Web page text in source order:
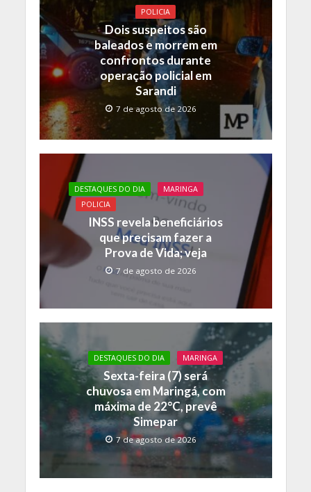
o
o
k
A
p
p
Li
n
k
POLICIA
Dois suspeitos são
baleados e morrem em
confrontos durante
operação policial em
Sarandi
7 de agosto de 2026
DESTAQUES DO DIA
MARINGA
POLICIA
INSS revela beneficiários
que precisam fazer a
Prova de Vida; veja
7 de agosto de 2026
DESTAQUES DO DIA MARINGA
Sexta-feira (7) será
chuvosa em Maringá, com
máxima de 22°C, prevê
Simepar
7 de agosto de 2026